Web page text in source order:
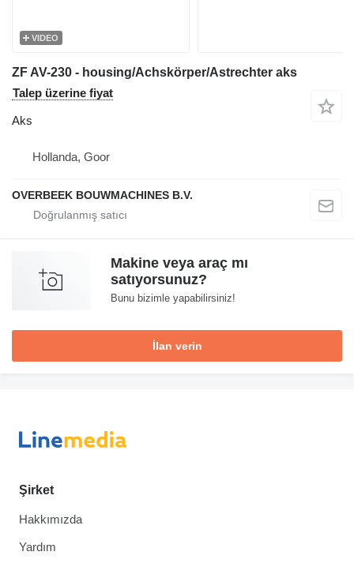
VIDEO
ZF AV-230 - housing/Achskörper/Astrechter aks
Talep üzerine fiyat
Aks
Hollanda, Goor
OVERBEEK BOUWMACHINES B.V.
Makine veya araç mı
satıyorsunuz?
Bunu bizimle yapabilirsiniz!
İlan verin
Şirket
Hakkımızda
Yardım